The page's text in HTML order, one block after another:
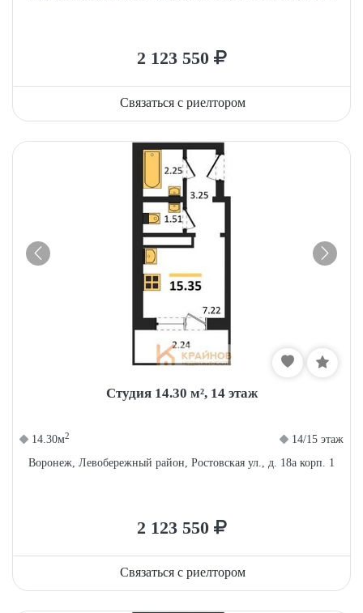
2 123 550
Связаться с риелтором
Студия 14.30 м², 14 этаж
14.30м2
14/15 этаж
Воронеж, Левобережный район, Ростовская ул., д. 18а корп. 1
2 123 550
Связаться с риелтором